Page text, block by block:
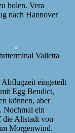
holen. Vera
nach Hannover
Valletta
Abflugzeit eingeteilt
Egg Bendict,
können, aber
Nochmal ein
die Altstadt von
Morgenwind.